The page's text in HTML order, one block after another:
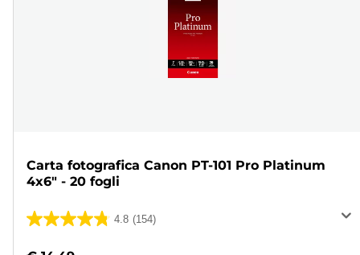
Carta fotografica Canon PT-101 Pro Platinum
4x6" - 20 fogli
4.8 (154)
4.8